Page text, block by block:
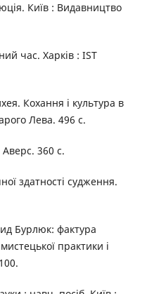
Київ : Видавництво
час. Харків : IST
Кохання і культура в
Лева. 496 с.
Аверс. 360 с.
здатності судження.
Бурлюк: фактура
практики і